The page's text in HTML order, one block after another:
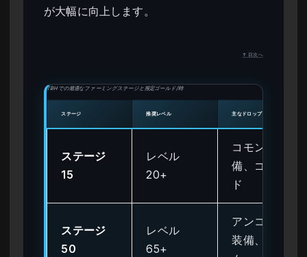
が大幅に向上します。
↑ 目次へ
TBHでの最適なファーミングステージと推定ゴールド/時
ステージ 推奨レベル 主なドロップ
ステージ
15
レベル
20+
コモン装
備、ゴール
ド
ステージ
50
レベル
65+
アンコモン
装備、ジェ